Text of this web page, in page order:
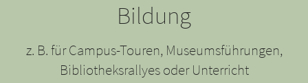
Bildung
z. B. für Campus-Touren, Museumsführungen,
Bibliotheksrallyes oder Unterricht